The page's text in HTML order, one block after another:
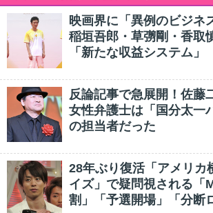
映画界に「異例のビジネ
稲垣吾郎・草彅剛・香取
「新たな収益システム」
反論記事で急展開！佐藤
女性弁護士は「国分太一
の担当者だった
28年ぶり復活「アメリカ
イズ」で疑問視される「
割」「予選開場」「分断